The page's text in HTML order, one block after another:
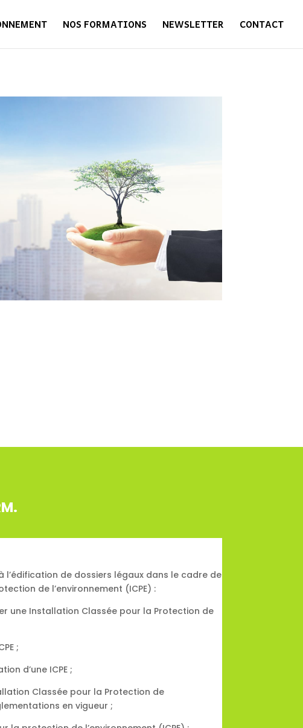
NOS FORMATIONS NEWSLETTER CONTACT
l’édification de dossiers légaux dans le cadre de
de l’environnement (ICPE) :
une Installation Classée pour la Protection de
;
d’une ICPE ;
Classée pour la Protection de
en vigueur ;